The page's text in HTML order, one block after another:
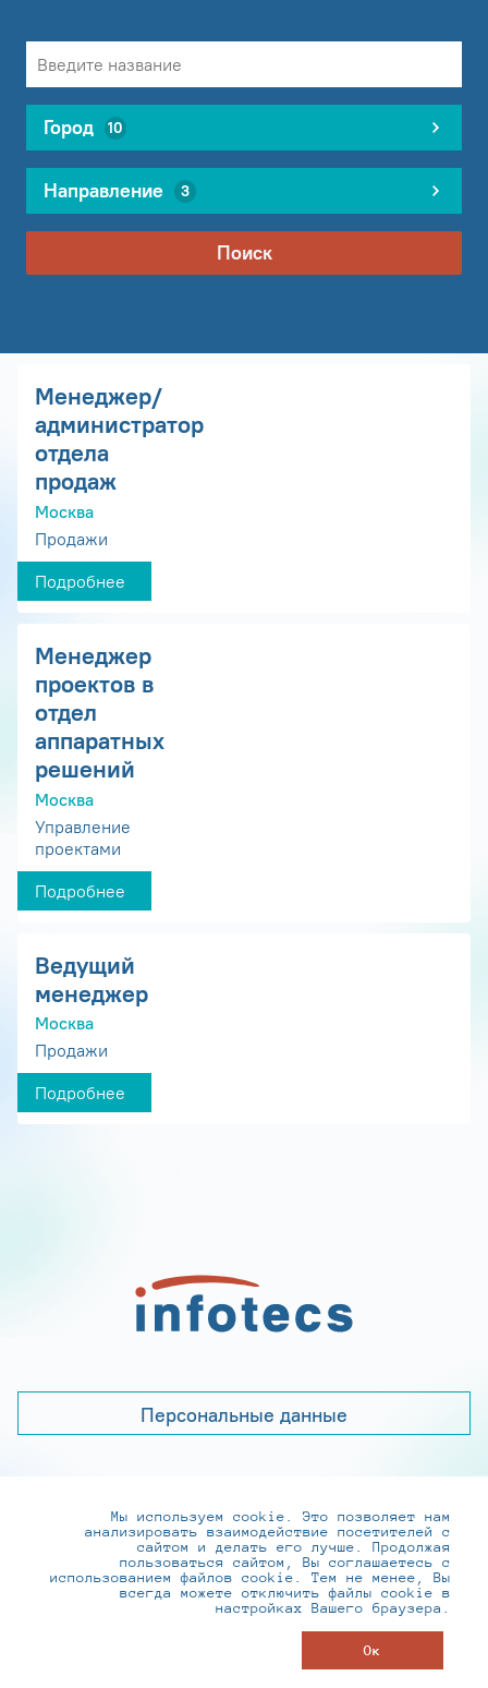
Город 10
Направление 3
Поиск
Менеджер/
администратор
отдела
продаж
Москва
Продажи
Подробнее
Менеджер
проектов в
отдел
аппаратных
решений
Москва
Управление
проектами
Подробнее
Ведущий
менеджер
Москва
Продажи
Подробнее
Персональные данные
+7 (495) 737-6192, 8-800-250-0-260
practice@infotecs.ru,hr@infotecs.ru
127273, г. Москва, Отрадная ул., 2Б строение 1
Мы используем cookie. Это позволяет нам
анализировать взаимодействие посетителей с
сайтом и делать его лучше. Продолжая
пользоваться сайтом, Вы соглашаетесь с
использованием файлов cookie. Тем не менее, Вы
всегда можете отключить файлы cookie в
настройках Вашего браузера.
Ок